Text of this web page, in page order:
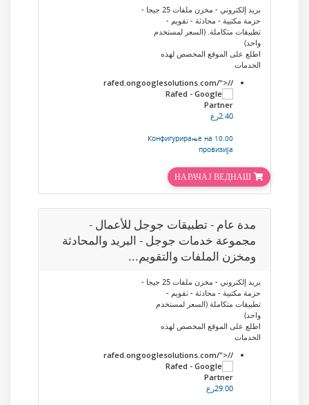
بريد إلكتروني - مخزن ملفات 25 جيجا -
حزمة مكتبية - محادثة - تقويم -
تطبيقات متكاملة. (السعر لمستخدم
واحد)
اطلع على الموقع المخصص لهذه
الخدمات
//rafed.ongooglesolutions.com/">
2.40رع
10.00 Конфигурирање на
провизија
مدة عام - تطبيقات جوجل للأعمال -
مجموعة خدمات جوجل - البريد والمحادثة
ومخزن الملفات والتقويم...
بريد إلكتروني - مخزن ملفات 25 جيجا -
حزمة مكتبية - محادثة - تقويم -
تطبيقات متكاملة (السعر لمستخدم
واحد)
اطلع على الموقع المخصص لهذه
الخدمات
//rafed.ongooglesolutions.com/">
29.00رع